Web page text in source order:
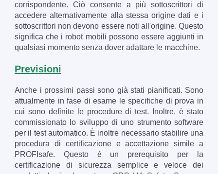
corrispondente. Ciò consente a più sottoscrittori di
accedere alternativamente alla stessa origine dati e i
sottoscrittori non devono essere noti all'origine. Questo
significa che i robot mobili possono essere aggiunti in
qualsiasi momento senza dover adattare le macchine.
Previsioni
Anche i prossimi passi sono già stati pianificati. Sono
attualmente in fase di esame le specifiche di prova in
cui sono definite le procedure di test. Inoltre, è stato
commissionato lo sviluppo di uno strumento software
per il test automatico. È inoltre necessario stabilire una
procedura di certificazione e accettazione simile a
PROFIsafe. Questo è un prerequisito per la
certificazione di sicurezza semplice e veloce dei